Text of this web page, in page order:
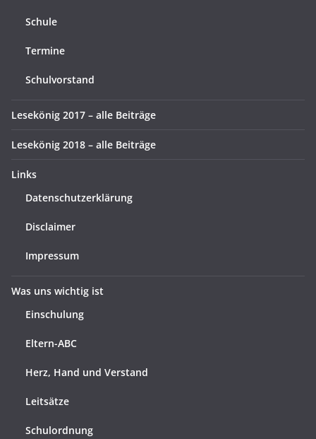
Schule
Termine
Schulvorstand
Lesekönig 2017 – alle Beiträge
Lesekönig 2018 – alle Beiträge
Links
Datenschutzerklärung
Disclaimer
Impressum
Was uns wichtig ist
Einschulung
Eltern-ABC
Herz, Hand und Verstand
Leitsätze
Schulordnung